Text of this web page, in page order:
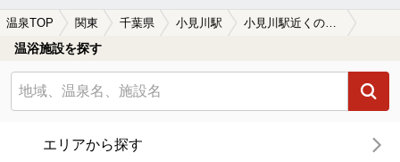
温泉TOP 関東 千葉県 小見川駅 小見川駅近くの温泉宿・温泉旅館・ホテルおすすめ(2026年版)
温浴施設を探す
エリアから探す